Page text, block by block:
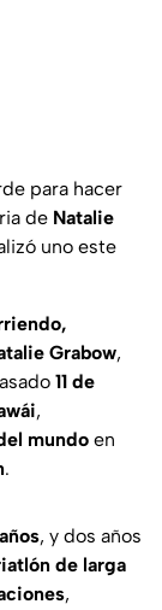
para hacer
de Natalie
uno este
Grabow,
11 de
,
mundo en
.
, y dos años
de larga
,